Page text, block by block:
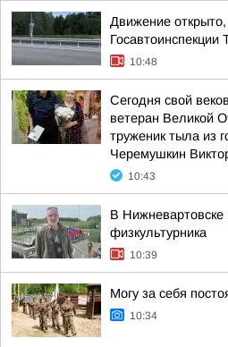
Движение
Госавтоинспекции
10:48
Сегодня свой
ветеран Великой
труженик тыла из
Черемушкин
10:43
В Нижневартовске
физкультурника
10:39
Могу за себя
10:34